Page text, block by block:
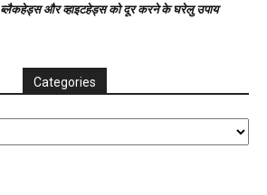
ब्लैकहेड्स और व्हाइटहेड्स को दूर करने के घरेलु उपाय
Categories